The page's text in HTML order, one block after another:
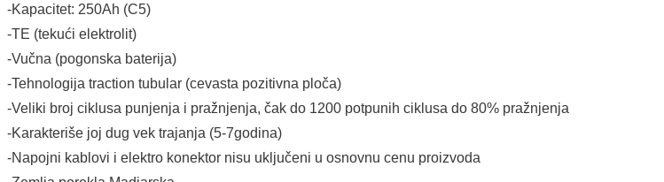
-Kapacitet: 250Ah (C5)
-TE (tekući elektrolit)
-Vučna (pogonska baterija)
-Tehnologija traction tubular (cevasta pozitivna ploča)
-Veliki broj ciklusa punjenja i pražnjenja, čak do 1200 potpunih ciklusa do 80% pražnjenja
-Karakteriše joj dug vek trajanja (5-7godina)
-Napojni kablovi i elektro konektor nisu uključeni u osnovnu cenu proizvoda